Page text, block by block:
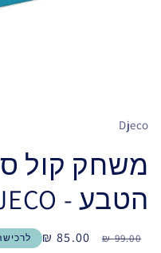
Djeco
משחק קול
הטבע - DJECO
מחיר
99.00 ₪
מחיר
85.00 ₪